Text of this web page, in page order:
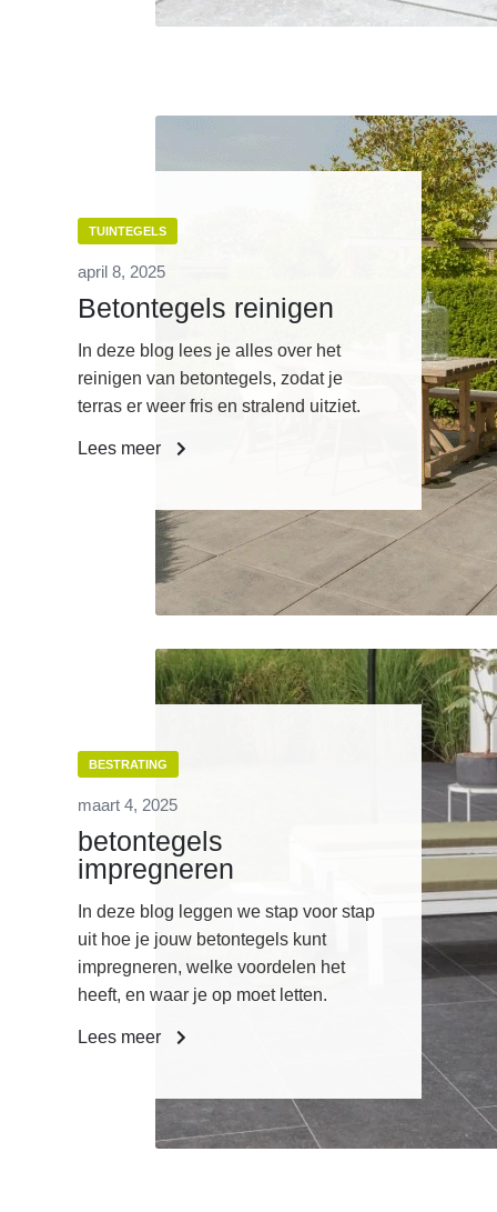
TUINTEGELS
april 8, 2025
Betontegels reinigen
In deze blog lees je alles over het
reinigen van betontegels, zodat je
terras er weer fris en stralend uitziet.
Lees meer
BESTRATING
maart 4, 2025
betontegels
impregneren
In deze blog leggen we stap voor stap
uit hoe je jouw betontegels kunt
impregneren, welke voordelen het
heeft, en waar je op moet letten.
Lees meer